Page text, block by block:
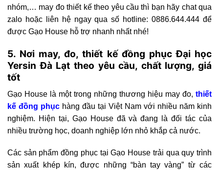
nhóm,… may đo thiết kế theo yêu cầu thì bạn hãy chat qua
zalo hoặc liên hệ ngay qua số hotline: 0886.644.444 để
được Gạo House hỗ trợ nhanh nhất nhé!
5. Nơi may, đo, thiết kế đồng phục Đại học
Yersin Đà Lạt theo yêu cầu, chất lượng, giá
tốt
Gạo House là một trong những thương hiệu may đo, thiết
kế đồng phục hàng đầu tại Việt Nam với nhiều năm kinh
nghiệm. Hiện tại, Gạo House đã và đang là đối tác của
nhiều trường học, doanh nghiệp lớn nhỏ khắp cả nước.
Các sản phẩm đồng phục tại Gạo House trải qua quy trình
sản xuất khép kín, được những “bàn tay vàng” từ các